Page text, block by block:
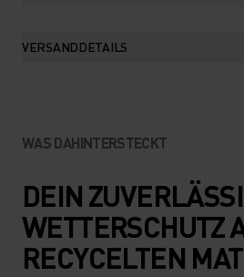
VERSANDDETAILS
WAS DAHINTERSTECKT
DEIN
WETTERSCHUTZ
RECYCELTEN